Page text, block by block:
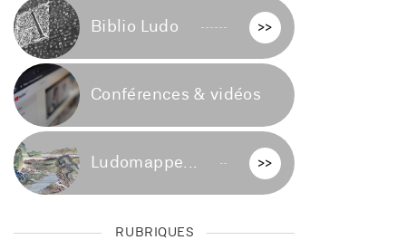
Biblio Ludo >>
Conférences & vidéos
Ludomappe... >>
RUBRIQUES